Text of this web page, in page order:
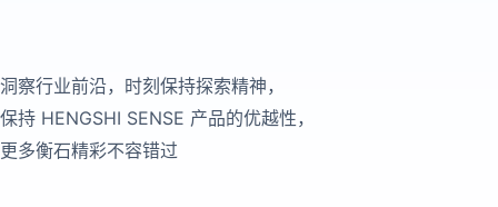
洞察行业前沿，时刻保持探索精神，
保持 HENGSHI SENSE 产品的优越性，
更多衡石精彩不容错过